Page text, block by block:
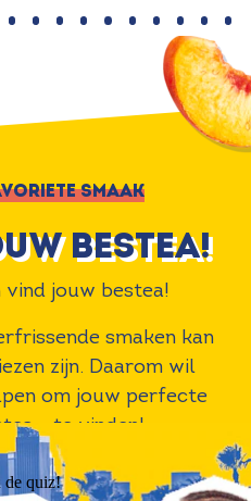
SMAAK
bestea!
vind jouw bestea!
smaken kan
zijn. Daarom wil
om jouw perfecte
- te vinden!
de quiz!